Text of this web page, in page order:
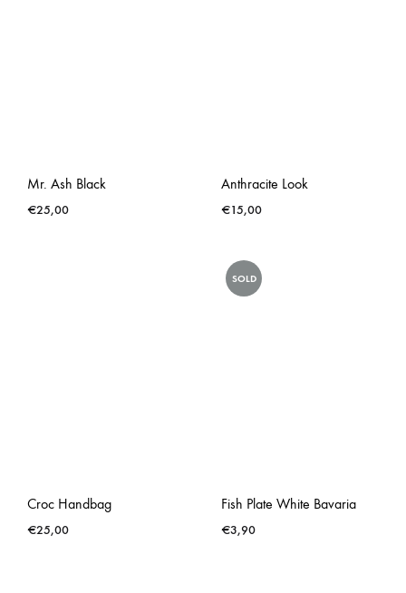
Mr. Ash Black
€25,00
Anthracite Look
€15,00
Croc Handbag
€25,00
SOLD
Fish Plate White Bavaria
€3,90